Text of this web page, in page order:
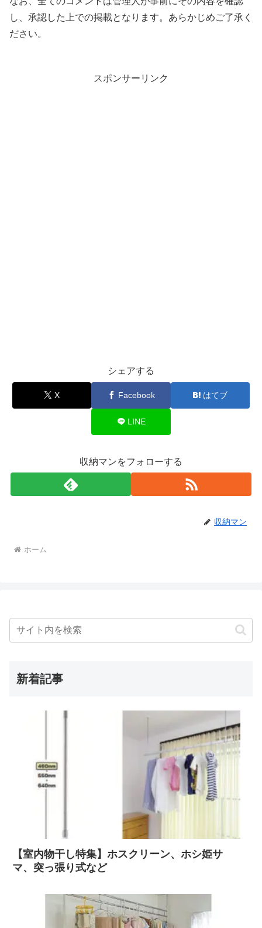
し、承認した上での掲載となります。あらかじめご了承く
ださい。
スポンサーリンク
シェアする
X Facebook はてブ
LINE
収納マンをフォローする
収納マン
ホーム
新着記事
【室内物干し特集】ホスクリーン、ホシ姫サ
マ、突っ張り式など